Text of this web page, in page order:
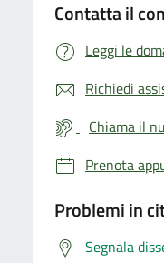
Contatta il
Leggi le
Richiedi
Chiama il
Prenota
Problemi in
Segnala